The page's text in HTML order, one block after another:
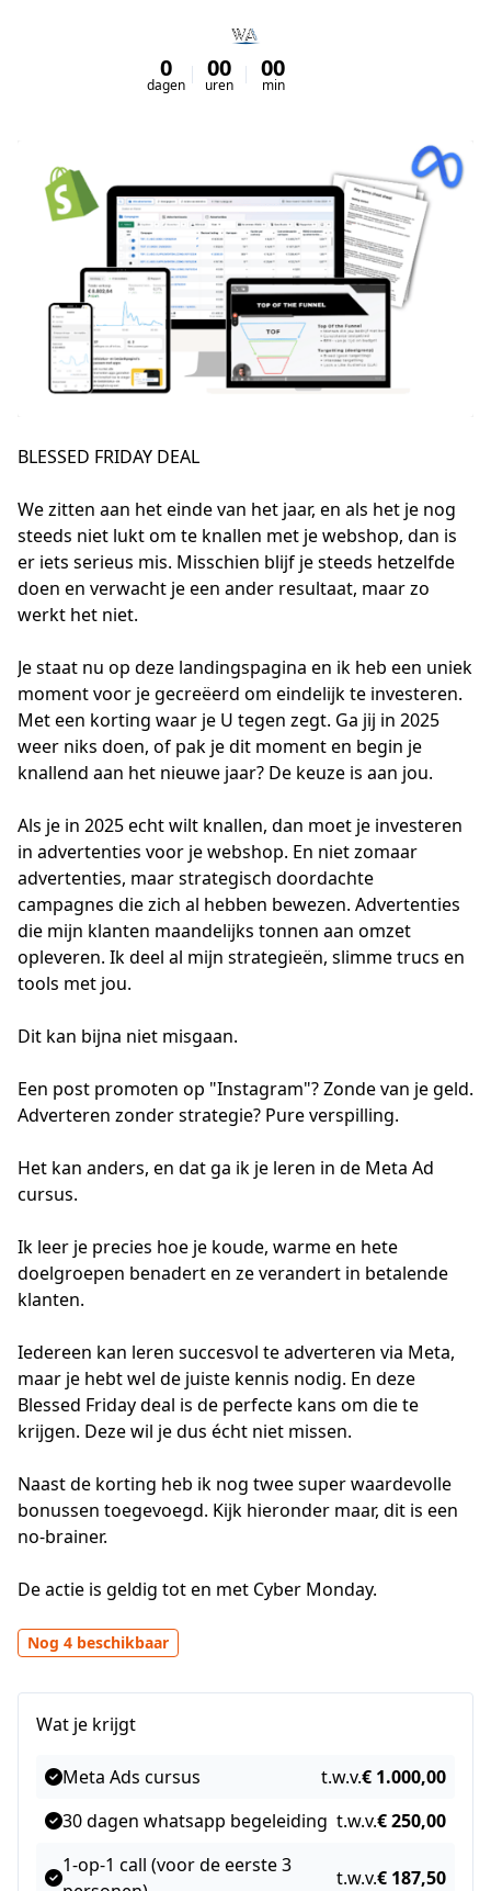
0
dagen
00
uren
00
min
BLESSED FRIDAY DEAL
We zitten aan het einde van het jaar, en als het je nog
steeds niet lukt om te knallen met je webshop, dan is
er iets serieus mis. Misschien blijf je steeds hetzelfde
doen en verwacht je een ander resultaat, maar zo
werkt het niet.
Je staat nu op deze landingspagina en ik heb een uniek
moment voor je gecreëerd om eindelijk te investeren.
Met een korting waar je U tegen zegt. Ga jij in 2025
weer niks doen, of pak je dit moment en begin je
knallend aan het nieuwe jaar? De keuze is aan jou.
Als je in 2025 echt wilt knallen, dan moet je investeren
in advertenties voor je webshop. En niet zomaar
advertenties, maar strategisch doordachte
campagnes die zich al hebben bewezen. Advertenties
die mijn klanten maandelijks tonnen aan omzet
opleveren. Ik deel al mijn strategieën, slimme trucs en
tools met jou.
Dit kan bijna niet misgaan.
Een post promoten op "Instagram"? Zonde van je geld.
Adverteren zonder strategie? Pure verspilling.
Het kan anders, en dat ga ik je leren in de Meta Ad
cursus.
Ik leer je precies hoe je koude, warme en hete
doelgroepen benadert en ze verandert in betalende
klanten.
Iedereen kan leren succesvol te adverteren via Meta,
maar je hebt wel de juiste kennis nodig. En deze
Blessed Friday deal is de perfecte kans om die te
krijgen. Deze wil je dus écht niet missen.
Naast de korting heb ik nog twee super waardevolle
bonussen toegevoegd. Kijk hieronder maar, dit is een
no-brainer.
De actie is geldig tot en met Cyber Monday.
Nog 4 beschikbaar
Wat je krijgt
Meta Ads cursus t.w.v.€ 1.000,00
30 dagen whatsapp begeleiding t.w.v.€ 250,00
1-op-1 call (voor de eerste 3
t.w.v.€ 187,50